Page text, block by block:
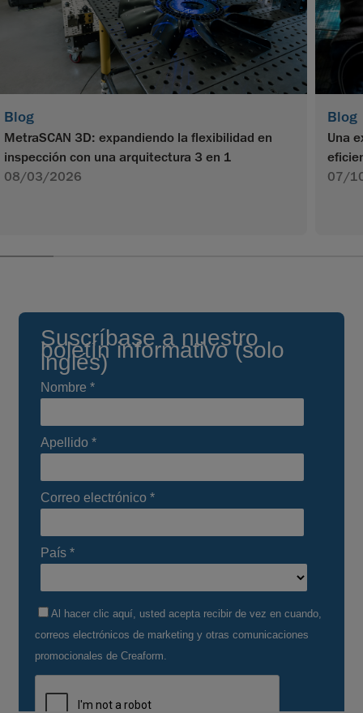
Blog
MetraSCAN 3D: expandiendo la flexibilidad en
inspección con una arquitectura 3 en 1
08/03/2026
Blog
Una
07/